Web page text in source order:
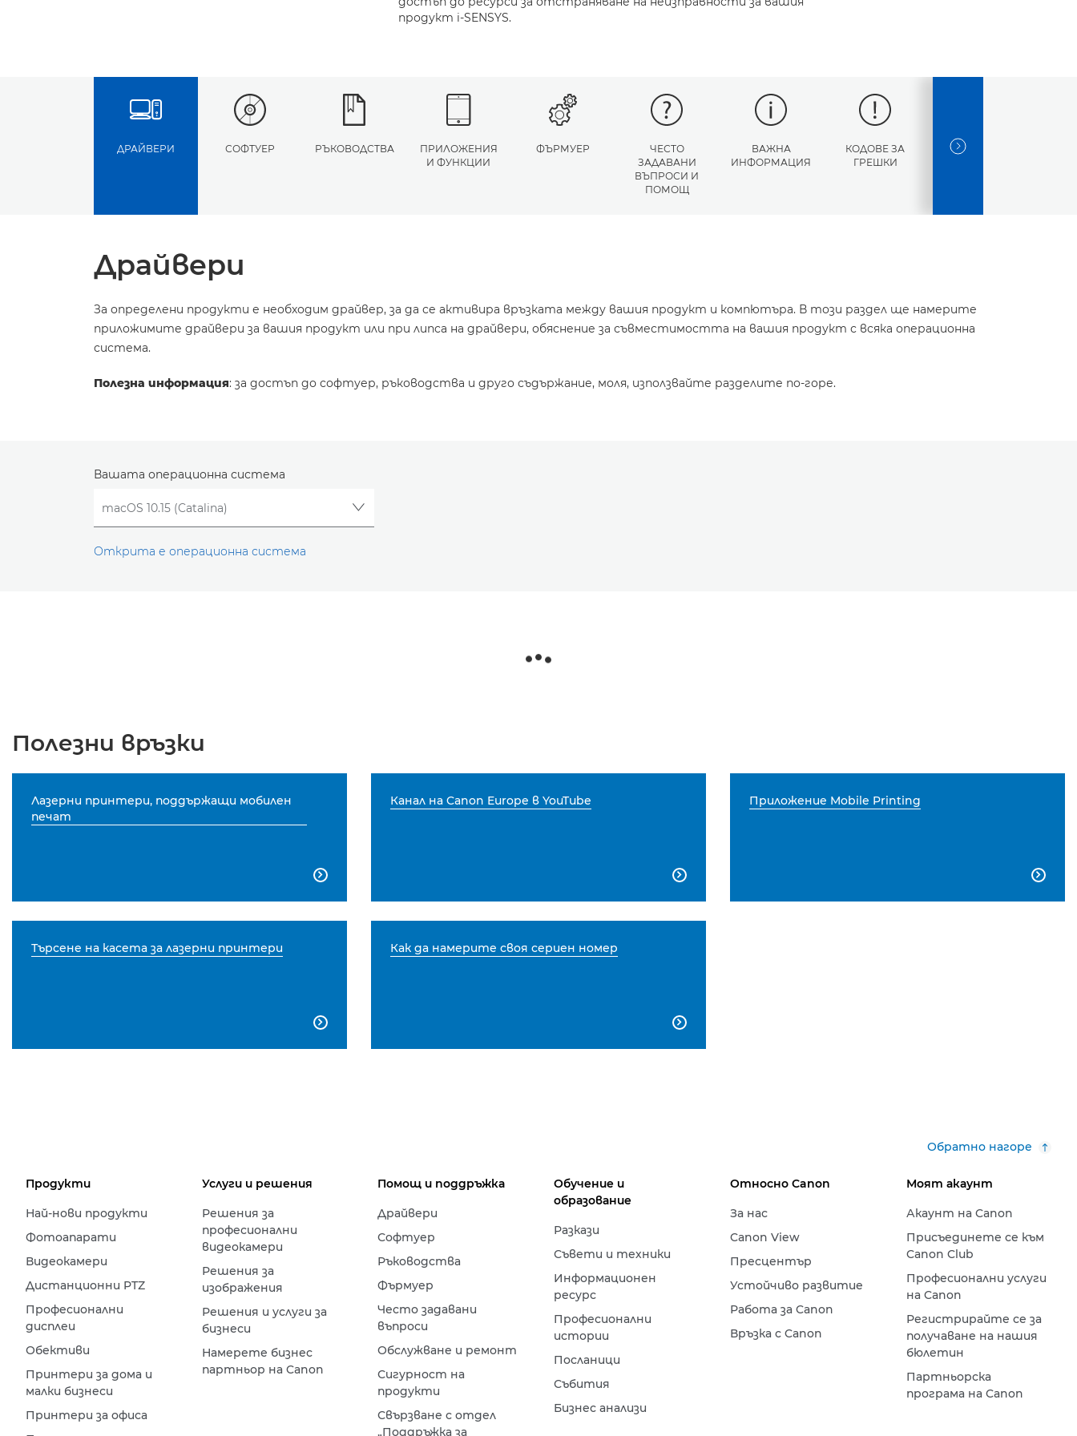
продукт i-SENSYS.
ДРАЙВЕРИ СОФТУЕР РЪКОВОДСТВА
ПРИЛОЖЕНИЯ
И ФУНКЦИИ
ФЪРМУЕР
ЧЕСТО
ЗАДАВАНИ
ВЪПРОСИ И
ПОМОЩ
ВАЖНА
ИНФОРМАЦИЯ
КОДОВЕ ЗА
ГРЕШКИ
СПЕЦИФИКАЦИИ
NEXT SLIDE
Драйвери
За определени продукти е необходим драйвер, за да се активира връзката между вашия продукт и компютъра. В този раздел ще намерите
приложимите драйвери за вашия продукт или при липса на драйвери, обяснение за съвместимостта на вашия продукт с всяка операционна
система.
Полезна информация: за достъп до софтуер, ръководства и друго съдържание, моля, използвайте разделите по-горе.
Вашата операционна система
Открита е операционна система
Полезни връзки
Лазерни принтери, поддържащи мобилен
печат

Канал на Canon Europe в YouTube

Приложение Mobile Printing

Търсене на касета за лазерни принтери

Как да намерите своя сериен номер

Обратно нагоре
Продукти
Най-нови продукти
Фотоапарати
Видеокамери
Дистанционни PTZ
Професионални
дисплеи
Обективи
Принтери за дома и
малки бизнеси
Принтери за офиса
Услуги и решения
Решения за
професионални
видеокамери
Решения за
изображения
Решения и услуги за
бизнеси
Намерете бизнес
партньор на Canon
Помощ и поддръжка
Драйвери
Софтуер
Ръководства
Фърмуер
Често задавани
въпроси
Обслужване и ремонт
Сигурност на
продукти
Свързване с отдел
„Поддръжка за
Обучение и
образование
Разкази
Съвети и техники
Информационен
ресурс
Професионални
истории
Посланици
Събития
Бизнес анализи
Относно Canon
За нас
Canon View
Пресцентър
Устойчиво развитие
Работа за Canon
Връзка с Canon
Моят акаунт
Акаунт на Canon
Присъединете се към
Canon Club
Професионални услуги
на Canon
Регистрирайте се за
получаване на нашия
бюлетин
Партньорска
програма на Canon